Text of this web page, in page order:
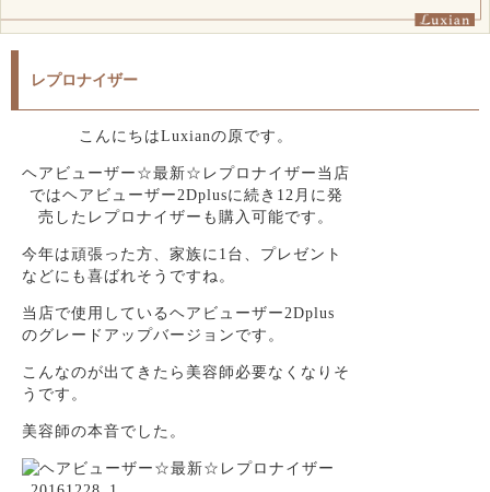
レプロナイザー
こんにちはLuxianの原です。
ヘアビューザー☆最新☆レプロナイザー当店
ではヘアビューザー2Dplusに続き12月に発
売したレプロナイザーも購入可能です。
今年は頑張った方、家族に1台、プレゼント
などにも喜ばれそうですね。
当店で使用しているヘアビューザー2Dplus
のグレードアップバージョンです。
こんなのが出てきたら美容師必要なくなりそ
うです。
美容師の本音でした。